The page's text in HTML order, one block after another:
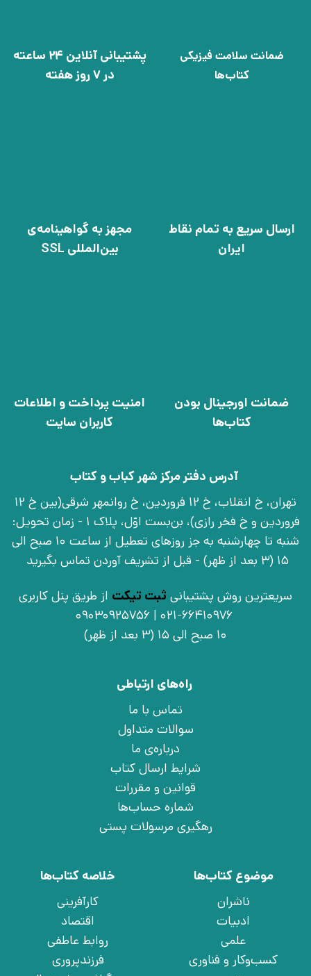
ضمانت سلامت فیزیکی
کتاب‌ها
پشتیبانی آنلاین 24 ساعته
در 7 روز هفته
ارسال سریع به تمام نقاط
ایران
مجهز به گواهینامه‌ی
بین‌المللی SSL
ضمانت اورجینال بودن
کتاب‌ها
امنیت پرداخت و اطلاعات
کاربران سایت
آدرس دفتر مرکز شهر کباب و کتاب
تهران، خ انقلاب، خ 12 فروردین، خ روانمهر شرقی(بین خ 12
فروردین و خ فخر رازی)، بن‌بست اوّل، پلاک 1 - زمان تحویل:
شنبه تا چهارشنبه به جز روزهای تعطیل از ساعت 10 صبح الی
15 (3 بعد از ظهر) - قبل از تشریف آوردن تماس بگیرید
سریعترین روش پشتیبانی ثبت تیکت از طریق پنل کاربری
021-66410976 | 09030925756
10 صبح الی 15 (3 بعد از ظهر)
راه‌های ارتباطی
تماس با ما
سوالات متداول
درباره‌ی ما
شرایط ارسال کتاب
قوانین و مقررات
شماره حساب‌ها
رهگیری مرسولات پستی
موضوع کتاب‌ها
ناشران
ادبیات
علمی
کسب‌وکار و فناوری
خلاصه کتاب‌ها
کارآفرینی
اقتصاد
روابط عاطفی
فرزندپروری